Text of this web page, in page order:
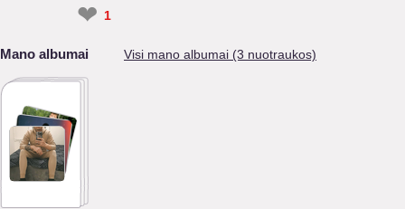
❤ 1
Mano albumai Visi mano albumai (3 nuotraukos)